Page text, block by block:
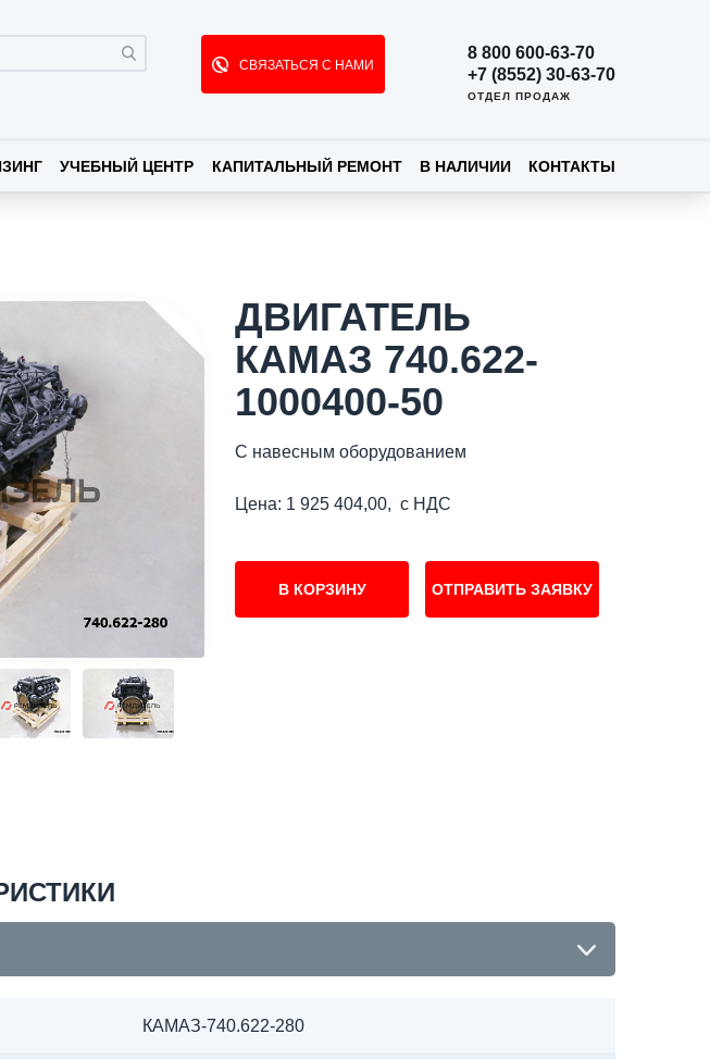
СВЯЗАТЬСЯ С НАМИ
8 800 600-63-70
+7 (8552) 30-63-70
ОТДЕЛ ПРОДАЖ
УЧЕБНЫЙ ЦЕНТР КАПИТАЛЬНЫЙ РЕМОНТ В НАЛИЧИИ КОНТАКТЫ
ДВИГАТЕЛЬ
КАМАЗ 740.622-
1000400-50
С навесным оборудованием
Цена: 1 925 404,00, с НДС
В КОРЗИНУ ОТПРАВИТЬ ЗАЯВКУ
КАМАЗ-740.622-280